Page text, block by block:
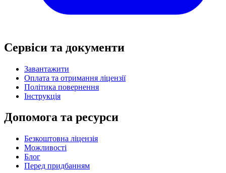
Сервіси та документи
Завантажити
Оплата та отримання ліцензії
Політика повернення
Інструкція
Допомога та ресурси
Безкоштовна ліцензія
Можливості
Блог
Перед придбанням